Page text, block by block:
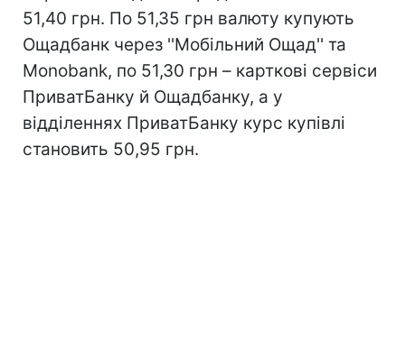
51,40 грн. По 51,35 грн валюту купують
Ощадбанк через ''Мобільний Ощад'' та
Monobank, по 51,30 грн – карткові сервіси
ПриватБанку й Ощадбанку, а у
відділеннях ПриватБанку курс купівлі
становить 50,95 грн.